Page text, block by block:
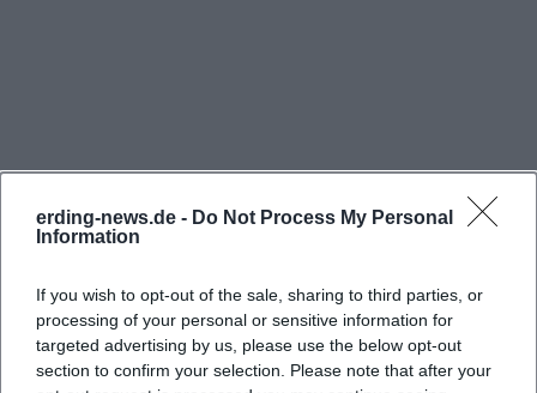
erding-news.de - Do Not Process My Personal
Information
If you wish to opt-out of the sale, sharing to third parties, or
processing of your personal or sensitive information for
targeted advertising by us, please use the below opt-out
section to confirm your selection. Please note that after your
Marktplatz beschrieben, der der Altstadt mit
seinem Proportionsempfinden ein besonderes
Marktgeschichte, städtischer Ordnung und
räumlicher Großzügigkeit macht den Platz bis
heute so prägend. Wer heute hier steht, sieht also
Häufig gestellte Fragen